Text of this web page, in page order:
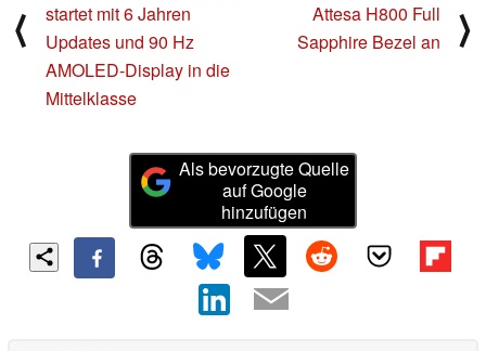
⟨
startet mit 6 Jahren
Updates und 90 Hz
AMOLED-Display in die
Mittelklasse
Attesa H800 Full
Sapphire Bezel an
⟩
Als bevorzugte Quelle
auf Google
hinzufügen